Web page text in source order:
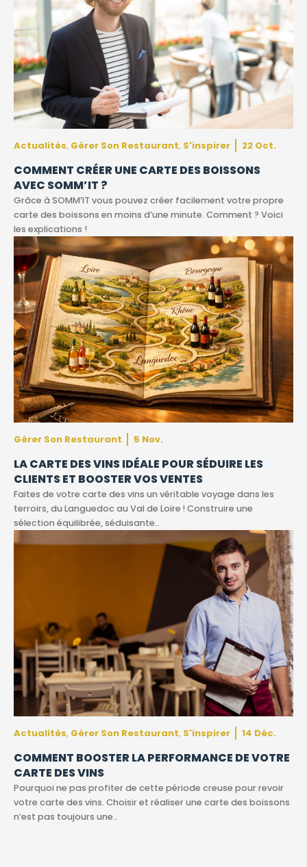
Actualités, Gérer Son Restaurant, S'inspirer 22 Oct.
COMMENT CRÉER UNE CARTE DES BOISSONS
AVEC SOMM’IT ?
Grâce à SOMM’IT vous pouvez créer facilement votre propre
carte des boissons en moins d’une minute. Comment ? Voici
les explications !
Gérer Son Restaurant 5 Nov.
LA CARTE DES VINS IDÉALE POUR SÉDUIRE LES
CLIENTS ET BOOSTER VOS VENTES
Faites de votre carte des vins un véritable voyage dans les
terroirs, du Languedoc au Val de Loire ! Construire une
sélection équilibrée, séduisante..
Actualités, Gérer Son Restaurant, S'inspirer 14 Déc.
COMMENT BOOSTER LA PERFORMANCE DE VOTRE
CARTE DES VINS
Pourquoi ne pas profiter de cette période creuse pour revoir
votre carte des vins. Choisir et réaliser une carte des boissons
n’est pas toujours une..